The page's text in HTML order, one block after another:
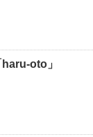
oto」